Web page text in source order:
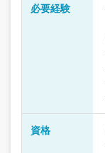
必要経験
資格